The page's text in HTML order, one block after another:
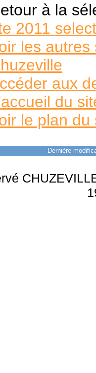
à la
2011
les
aux
du
le plan du
Dernière